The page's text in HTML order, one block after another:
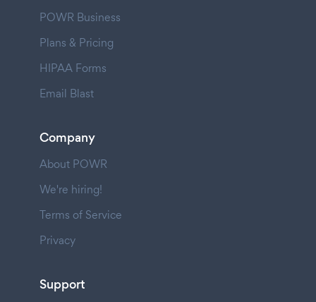
POWR Business
Plans & Pricing
HIPAA Forms
Email Blast
Company
About POWR
We're hiring!
Terms of Service
Privacy
Support